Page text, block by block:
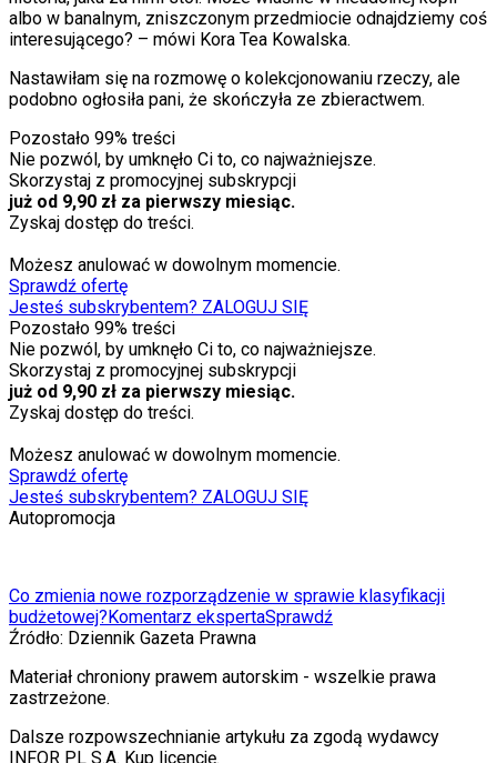
albo w banalnym, zniszczonym przedmiocie odnajdziemy coś
interesującego? – mówi Kora Tea Kowalska.
Nastawiłam się na rozmowę o kolekcjonowaniu rzeczy, ale
podobno ogłosiła pani, że skończyła ze zbieractwem.
Pozostało 99% treści
Nie pozwól, by umknęło Ci to, co najważniejsze.
Skorzystaj z promocyjnej subskrypcji
już od 9,90 zł za pierwszy miesiąc.
Zyskaj dostęp do treści.
Możesz anulować w dowolnym momencie.
Sprawdź ofertę
Jesteś subskrybentem? ZALOGUJ SIĘ
Pozostało 99% treści
Nie pozwól, by umknęło Ci to, co najważniejsze.
Skorzystaj z promocyjnej subskrypcji
już od 9,90 zł za pierwszy miesiąc.
Zyskaj dostęp do treści.
Możesz anulować w dowolnym momencie.
Sprawdź ofertę
Jesteś subskrybentem? ZALOGUJ SIĘ
Autopromocja
Co zmienia nowe rozporządzenie w sprawie klasyfikacji
budżetowej?Komentarz ekspertaSprawdź
Źródło: Dziennik Gazeta Prawna
Materiał chroniony prawem autorskim - wszelkie prawa
zastrzeżone.
Dalsze rozpowszechnianie artykułu za zgodą wydawcy
INFOR PL S.A. Kup licencję.